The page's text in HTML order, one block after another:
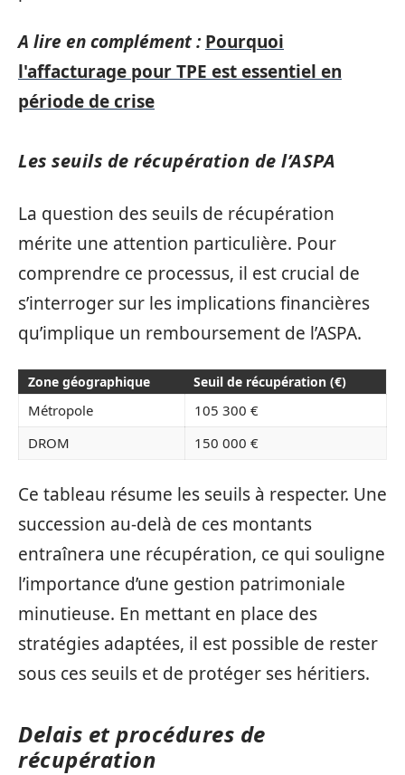
A lire en complément : Pourquoi
l'affacturage pour TPE est essentiel en
période de crise
Les seuils de récupération de l’ASPA
La question des seuils de récupération
mérite une attention particulière. Pour
comprendre ce processus, il est crucial de
s’interroger sur les implications financières
qu’implique un remboursement de l’ASPA.
Zone géographique Seuil de récupération (€)
Métropole
105 300 €
DROM
150 000 €
Ce tableau résume les seuils à respecter. Une
succession au-delà de ces montants
entraînera une récupération, ce qui souligne
l’importance d’une gestion patrimoniale
minutieuse. En mettant en place des
stratégies adaptées, il est possible de rester
sous ces seuils et de protéger ses héritiers.
Delais et procédures de
récupération